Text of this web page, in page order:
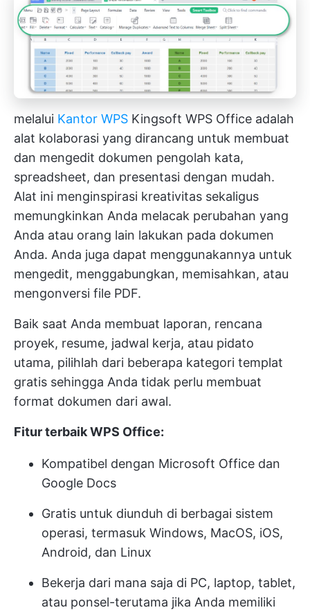
melalui Kantor WPS Kingsoft WPS Office adalah
alat kolaborasi yang dirancang untuk membuat
dan mengedit dokumen pengolah kata,
spreadsheet, dan presentasi dengan mudah.
Alat ini menginspirasi kreativitas sekaligus
memungkinkan Anda melacak perubahan yang
Anda atau orang lain lakukan pada dokumen
Anda. Anda juga dapat menggunakannya untuk
mengedit, menggabungkan, memisahkan, atau
mengonversi file PDF.
Baik saat Anda membuat laporan, rencana
proyek, resume, jadwal kerja, atau pidato
utama, pilihlah dari beberapa kategori templat
gratis sehingga Anda tidak perlu membuat
format dokumen dari awal.
Fitur terbaik WPS Office:
Kompatibel dengan Microsoft Office dan
Google Docs
Gratis untuk diunduh di berbagai sistem
operasi, termasuk Windows, MacOS, iOS,
Android, dan Linux
Bekerja dari mana saja di PC, laptop, tablet,
atau ponsel-terutama jika Anda memiliki